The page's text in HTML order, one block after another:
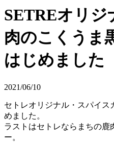
SETREオリ
肉のこくうま
はじめました
2021/06/10
セトレオリジナル・スパイス
めました。
ラストはセトレならまちの鹿
ー。